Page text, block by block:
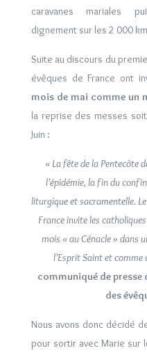
caravanes mariales
dignement sur les 2 000
Suite au discours du
évêques de France ont
mois de mai comme un
la reprise des messes
Juin :
« La fête de la Pentecôte
l’épidémie, la fin du
liturgique et sacramentelle.
France invite les
mois « au Cénacle » dans
l’Esprit Saint et comme
communiqué de presse
des
Nous avons donc décidé
pour sortir avec Marie sur